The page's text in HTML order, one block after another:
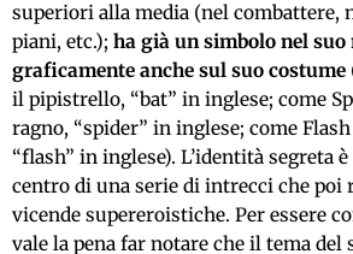
superiori alla media (nel combattere,
piani, etc.); ha già un simbolo nel suo
graficamente anche sul suo costume
il pipistrello, “bat” in inglese; come
ragno, “spider” in inglese; come
“flash” in inglese). L’identità segreta
centro di una serie di intrecci che
vicende supereroistiche. Per essere
vale la pena far notare che il tema del